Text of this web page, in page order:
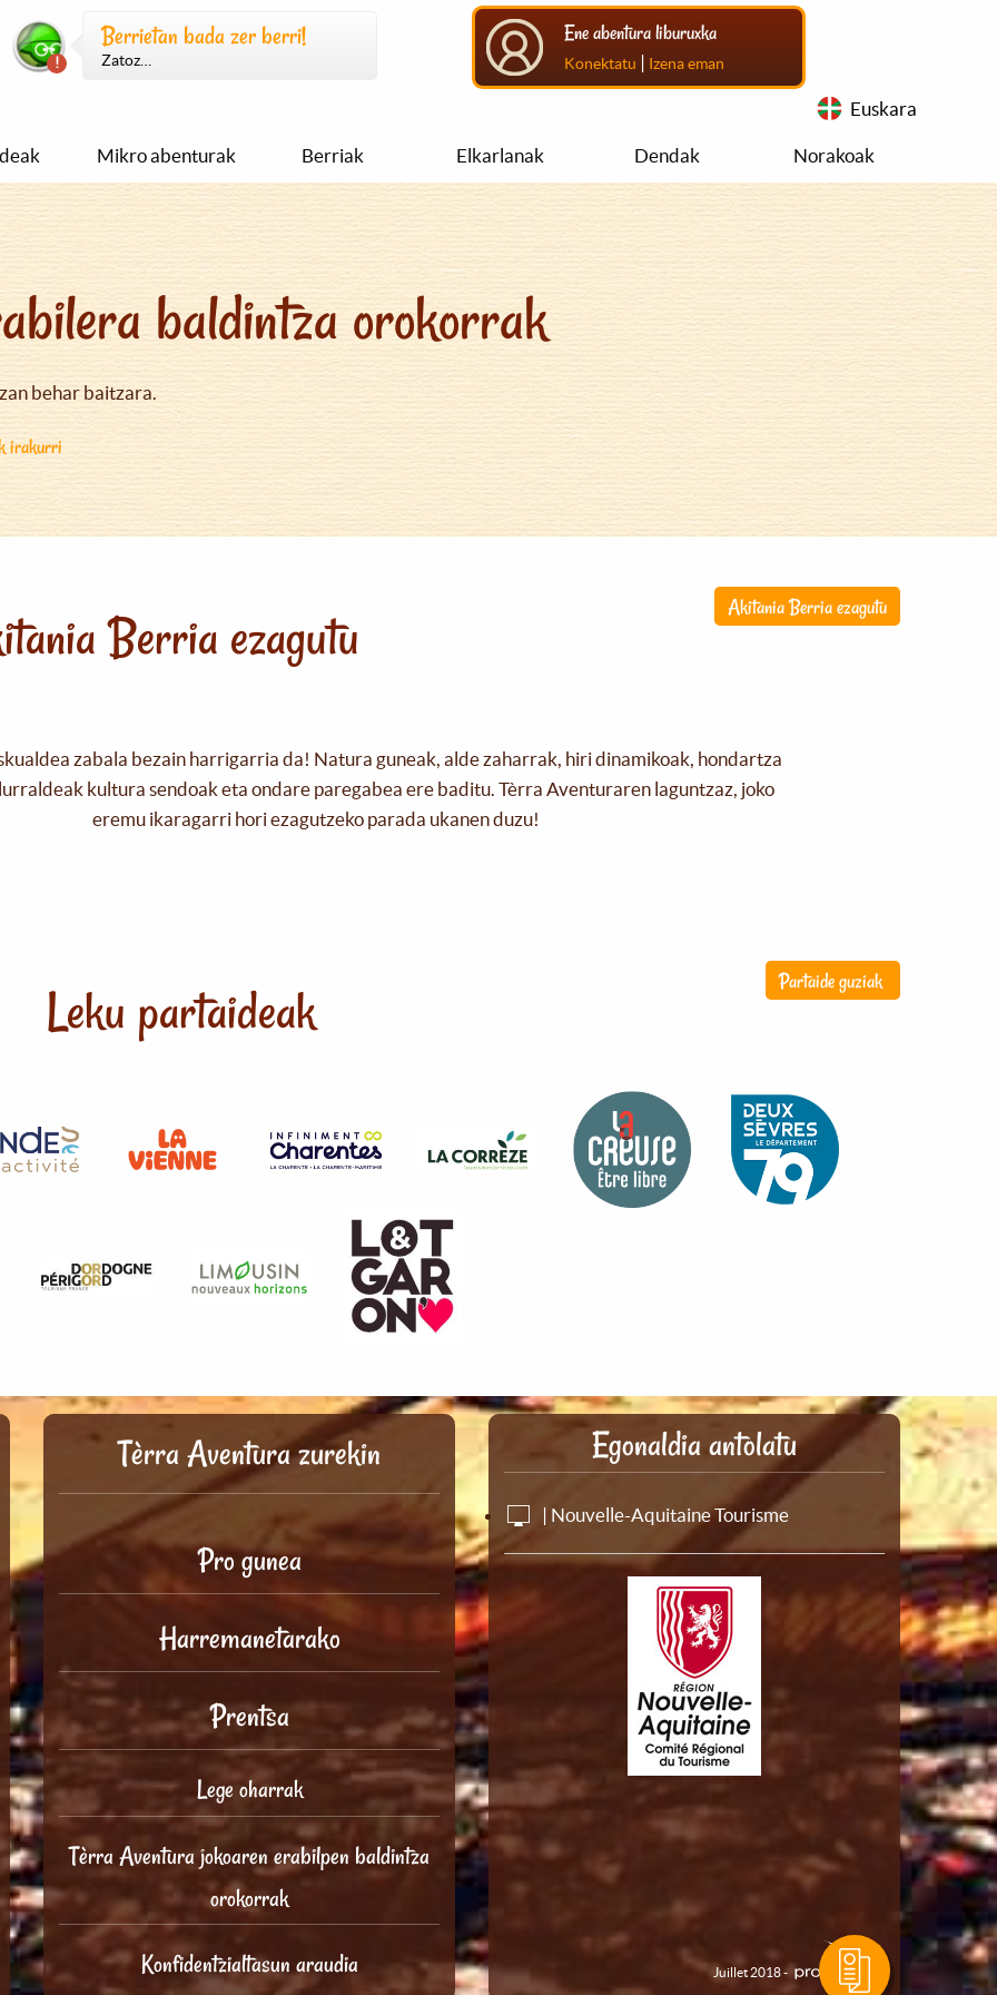
Berrietan bada zer berri!
Zatoz…
Ene abentura liburuxka
Konektatu | Izena eman
Euskara
Mikro abenturak Berriak Elkarlanak Dendak Norakoak
baldintza orokorrak
behar baitzara.
irakurri
Akitania Berria ezagutu
Berria ezagutu
zabala bezain harrigarria da! Natura guneak, alde zaharrak, hiri dinamikoak, hondartza
kultura sendoak eta ondare paregabea ere baditu. Tèrra Aventuraren laguntzaz, joko
eremu ikaragarri hori ezagutzeko parada ukanen duzu!
Partaide guziak
Leku partaideak
Tèrra Aventura zurekin
Pro gunea
Harremanetarako
Prentsa
Lege oharrak
Tèrra Aventura jokoaren erabilpen baldintza
orokorrak
Konfidentzialtasun araudia
Egonaldia antolatu
| Nouvelle-Aquitaine Tourisme
Juillet 2018 -